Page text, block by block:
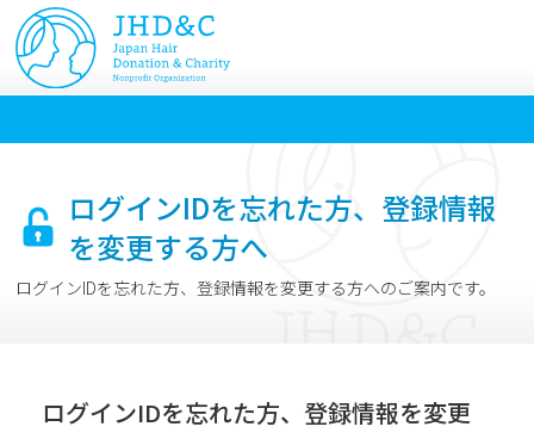
ログインIDを忘れた方、登録情報
を変更する方へ
ログインIDを忘れた方、登録情報を変更する方へのご案内です。
ログインIDを忘れた方、登録情報を変更